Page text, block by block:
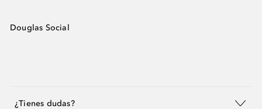
Douglas Social
¿Tienes dudas?